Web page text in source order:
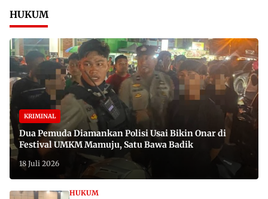
HUKUM
KRIMINAL
Dua Pemuda Diamankan Polisi Usai Bikin Onar di
Festival UMKM Mamuju, Satu Bawa Badik
18 Juli 2026
HUKUM